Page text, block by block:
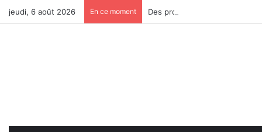
jeudi, 6 août 2026 En ce moment Des projets futurs pour les